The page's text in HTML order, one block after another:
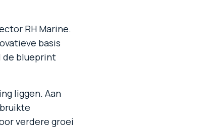
RH Marine.
basis
de blueprint
liggen. Aan
verdere groei